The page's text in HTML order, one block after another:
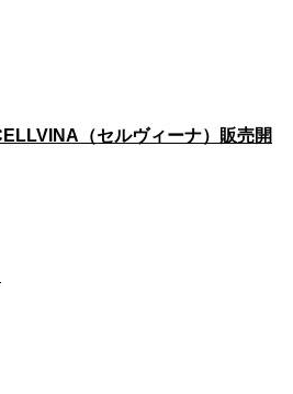
（セルヴィーナ）販売開